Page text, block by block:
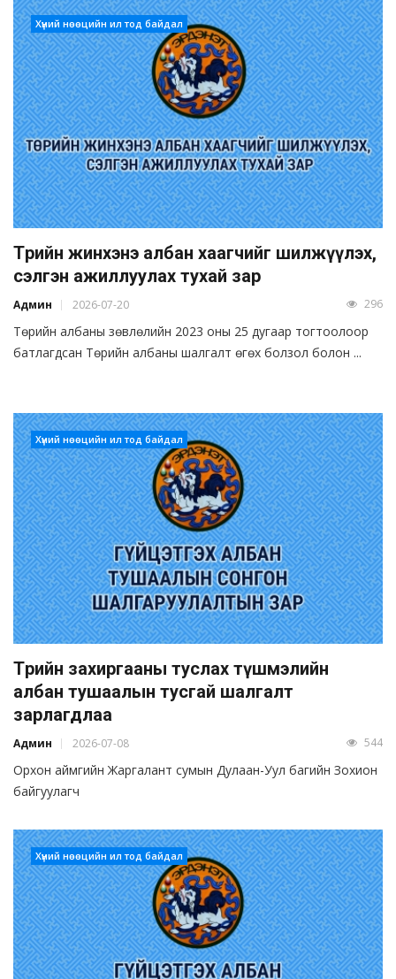
Хүний нөөцийн ил тод байдал
Төрийн жинхэнэ албан хаагчийг шилжүүлэх,
сэлгэн ажиллуулах тухай зар
Админ 2026-07-20 296
Төрийн албаны зөвлөлийн 2023 оны 25 дугаар тогтоолоор
батлагдсан Төрийн албаны шалгалт өгөх болзол болон ...
Хүний нөөцийн ил тод байдал
Төрийн захиргааны туслах түшмэлийн
албан тушаалын тусгай шалгалт
зарлагдлаа
Админ 2026-07-08 544
Орхон аймгийн Жаргалант сумын Дулаан-Уул багийн Зохион
байгуулагч
Хүний нөөцийн ил тод байдал